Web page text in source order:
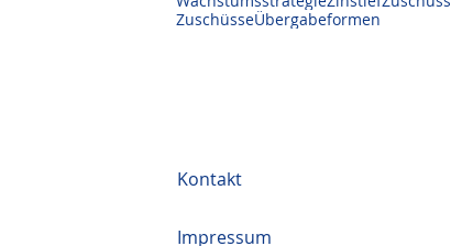
ZuschüsseÜbergabeformen
Kontakt
Impressum